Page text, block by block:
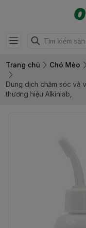
Trang chủ Chó Mèo
Dung dịch chăm sóc và
thương hiệu Alkinlab,